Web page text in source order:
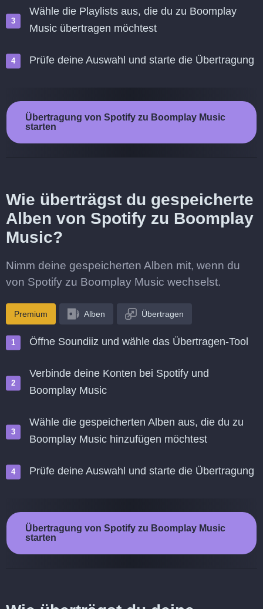
Wähle die Playlists aus, die du zu Boomplay
Music übertragen möchtest
Prüfe deine Auswahl und starte die Übertragung
Übertragung von Spotify zu Boomplay Music
starten
Wie überträgst du gespeicherte
Alben von Spotify zu Boomplay
Music?
Nimm deine gespeicherten Alben mit, wenn du
von Spotify zu Boomplay Music wechselst.
Premium Alben Übertragen
Öffne Soundiiz und wähle das Übertragen-Tool
Verbinde deine Konten bei Spotify und
Boomplay Music
Wähle die gespeicherten Alben aus, die du zu
Boomplay Music hinzufügen möchtest
Prüfe deine Auswahl und starte die Übertragung
Übertragung von Spotify zu Boomplay Music
starten